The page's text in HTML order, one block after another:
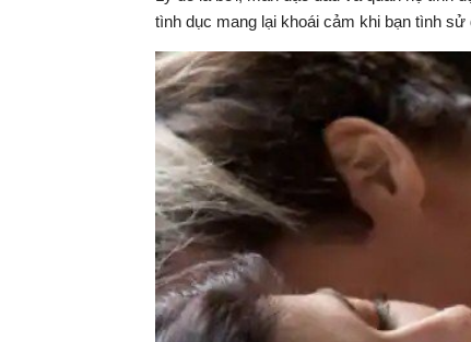
tình dục mang lại khoái cảm khi bạn tình